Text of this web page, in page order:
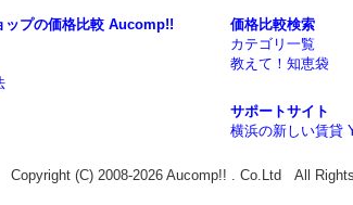
ップの価格比較 Aucomp!!
価格比較検索
カテゴリ一覧
教えて！知恵袋
サポートサイト
横浜の新しい賃貸
Copyright (C) 2008-2026 Aucomp!! . Co.Ltd All